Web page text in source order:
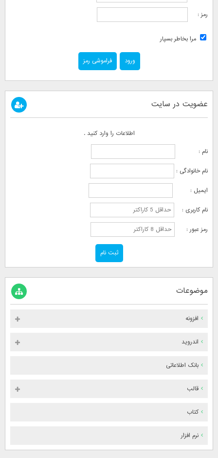
رمز :
مرا بخاطر بسپار
فراموشی رمز
عضویت در سایت
اطلاعات را وارد کنید .
نام :
نام خانوادگی :
ایمیل :
نام کاربری :
رمز عبور :
موضوعات
افزونه
اندروید
بانک اطلاعاتی
قالب
کتاب
نرم افزار